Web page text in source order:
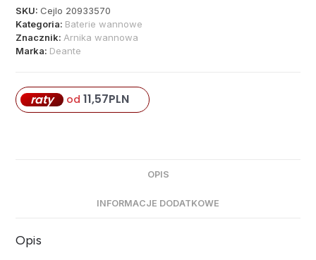
SKU:Cejlo 20933570
Kategoria: Baterie wannowe
Znacznik: Arnika wannowa
Marka: Deante
raty od 11,57PLN
OPIS
INFORMACJE DODATKOWE
Opis